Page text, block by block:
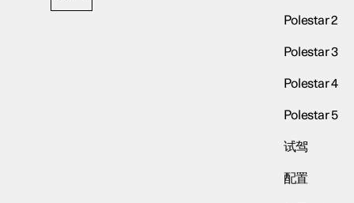
Polestar 2
Polestar 3
Polestar 4
Polestar 5
试驾
配置